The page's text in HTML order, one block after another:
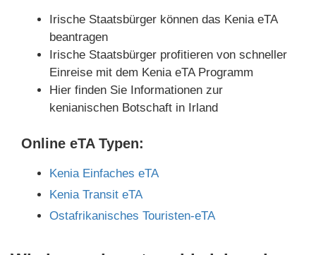
Irische Staatsbürger können das Kenia eTA
beantragen
Irische Staatsbürger profitieren von schneller
Einreise mit dem Kenia eTA Programm
Hier finden Sie Informationen zur
kenianischen Botschaft in Irland
Online eTA Typen:
Kenia Einfaches eTA
Kenia Transit eTA
Ostafrikanisches Touristen-eTA